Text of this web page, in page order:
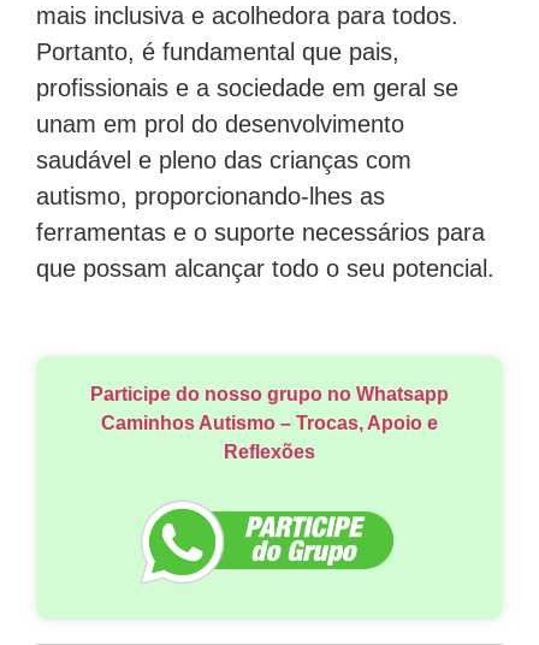
mais inclusiva e acolhedora para todos.
Portanto, é fundamental que pais,
profissionais e a sociedade em geral se
unam em prol do desenvolvimento
saudável e pleno das crianças com
autismo, proporcionando-lhes as
ferramentas e o suporte necessários para
que possam alcançar todo o seu potencial.
Participe do nosso grupo no Whatsapp
Caminhos Autismo – Trocas, Apoio e
Reflexões